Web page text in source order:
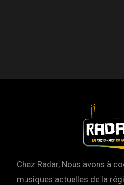
Chez Radar, Nous avons à
musiques actuelles de la